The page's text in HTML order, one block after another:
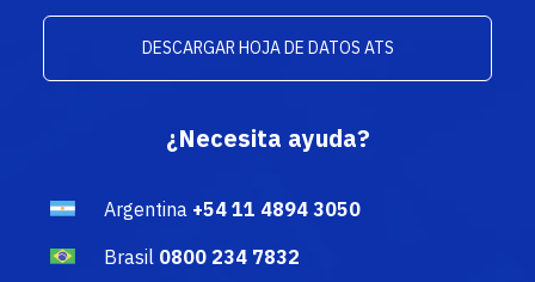
DESCARGAR HOJA DE DATOS ATS
¿Necesita ayuda?
Argentina +54 11 4894 3050
Brasil 0800 234 7832